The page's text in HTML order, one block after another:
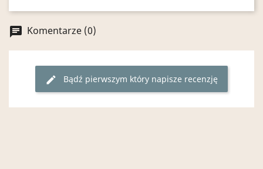
chat Komentarze (0)
edit Bądź pierwszym który napisze recenzję